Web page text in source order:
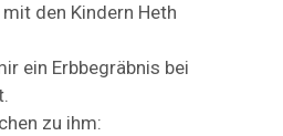
mit den Kindern Heth
ein Erbbegräbnis bei
zu ihm: